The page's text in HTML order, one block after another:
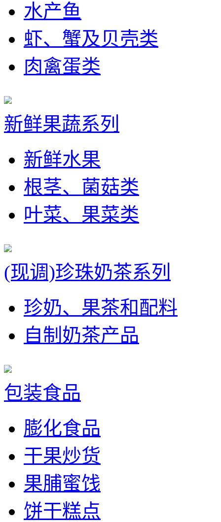
水产鱼
虾、蟹及贝壳类
肉禽蛋类
新鲜果蔬系列
新鲜水果
根茎、菌菇类
叶菜、果菜类
(现调)珍珠奶茶系列
珍奶、果茶和配料
自制奶茶产品
包装食品
膨化食品
干果炒货
果脯蜜饯
饼干糕点